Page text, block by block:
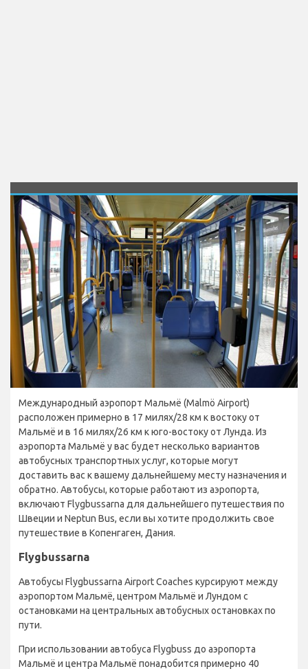
Международный аэропорт Мальмё (Malmö Airport)
расположен примерно в 17 милях/28 км к востоку от
Мальмё и в 16 милях/26 км к юго-востоку от Лунда. Из
аэропорта Мальмё у вас будет несколько вариантов
автобусных транспортных услуг, которые могут
доставить вас к вашему дальнейшему месту назначения и
обратно. Автобусы, которые работают из аэропорта,
включают Flygbussarna для дальнейшего путешествия по
Швеции и Neptun Bus, если вы хотите продолжить свое
путешествие в Копенгаген, Дания.
Flygbussarna
Автобусы Flygbussarna Airport Coaches курсируют между
аэропортом Мальмё, центром Мальмё и Лундом с
остановками на центральных автобусных остановках по
пути.
При использовании автобуса Flygbuss до аэропорта
Мальмё и центра Мальмё понадобится примерно 40